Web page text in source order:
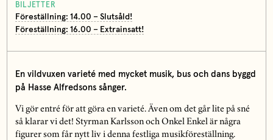
BILJETTER
Föreställning: 14.00 – Slutsåld!
Föreställning: 16.00 – Extrainsatt!
En vildvuxen varieté med mycket musik, bus och dans byggd
på Hasse Alfredsons sånger.
Vi gör entré för att göra en varieté. Även om det går lite på sné
så klarar vi det! Styrman Karlsson och Onkel Enkel är några
figurer som får nytt liv i denna festliga musikföreställning.